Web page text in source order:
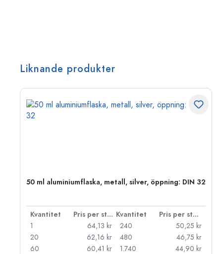
Liknande produkter
50 ml aluminiumflaska, metall, silver, öppning: DIN 32
Kvantitet Pris per styck Kvantitet
Pris per styck
1
64,13 kr
20
62,16 kr
60
60,41 kr
240
50,25 kr
480
46,75 kr
1.740
44,90 kr